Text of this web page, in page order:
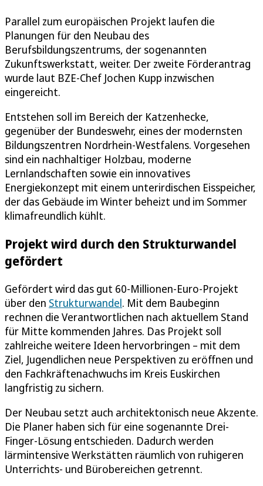
Parallel zum europäischen Projekt laufen die
Planungen für den Neubau des
Berufsbildungszentrums, der sogenannten
Zukunftswerkstatt, weiter. Der zweite Förderantrag
wurde laut BZE-Chef Jochen Kupp inzwischen
eingereicht.
Entstehen soll im Bereich der Katzenhecke,
gegenüber der Bundeswehr, eines der modernsten
Bildungszentren Nordrhein-Westfalens. Vorgesehen
sind ein nachhaltiger Holzbau, moderne
Lernlandschaften sowie ein innovatives
Energiekonzept mit einem unterirdischen Eisspeicher,
der das Gebäude im Winter beheizt und im Sommer
klimafreundlich kühlt.
Projekt wird durch den Strukturwandel
gefördert
Gefördert wird das gut 60-Millionen-Euro-Projekt
über den Strukturwandel. Mit dem Baubeginn
rechnen die Verantwortlichen nach aktuellem Stand
für Mitte kommenden Jahres. Das Projekt soll
zahlreiche weitere Ideen hervorbringen – mit dem
Ziel, Jugendlichen neue Perspektiven zu eröffnen und
den Fachkräftenachwuchs im Kreis Euskirchen
langfristig zu sichern.
Der Neubau setzt auch architektonisch neue Akzente.
Die Planer haben sich für eine sogenannte Drei-
Finger-Lösung entschieden. Dadurch werden
lärmintensive Werkstätten räumlich von ruhigeren
Unterrichts- und Bürobereichen getrennt.